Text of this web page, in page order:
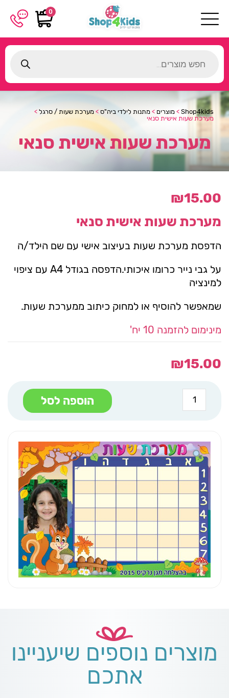
0
search
Shop4kids
> מוצרים > מתנות לילדי ביה"ס > מערכת שעות / סרגל >
מערכת שעות אישית סנאי
מערכת שעות אישית סנאי
₪15.00
מערכת שעות אישית סנאי
הדפסת מערכת שעות בעיצוב אישי עם שם הילד/ה
על גבי נייר כרומו איכותי.הדפסה בגודל A4 עם ציפוי
למינציה
שמאפשר להוסיף או למחוק כיתוב ממערכת שעות.
מינימום להזמנה 10 יח'
₪15.00
כמות
של
מערכת
סנאי
הוספה לסל
מוצרים נוספים שיעניינו
אתכם